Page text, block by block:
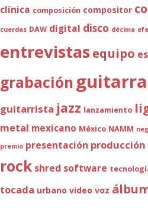
clínica composición compositor
cuerdas DAW digital disco décima
entrevistasequipo
grabación guitarra
guitarrista jazz lanzamiento
metal mexicano México NAMM
premio presentación producción
rock shred software
tocada urbano video voz